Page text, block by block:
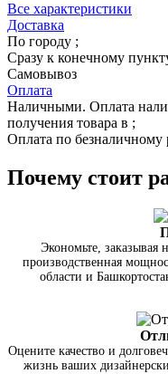
Все характеристики
Доставка
По городу ;
Сразу к конечному
Самовывоз
Оплата
Наличными. Оплата
получения товара в ;
Оплата по безналичному
Почему стоит
Экономьте, заказывая
производственная
области и
Оцените качество и
жизнь ваших